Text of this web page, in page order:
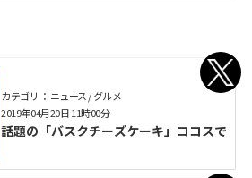
カテゴリ： ニュース / グルメ
話題の「バスクチーズケーキ」ココスで
2019年04月20日 11時00分